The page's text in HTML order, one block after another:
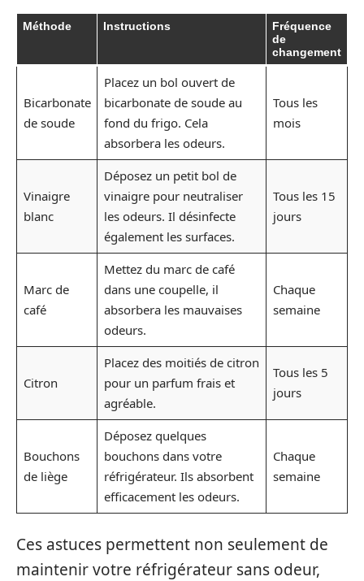
Méthode Instructions
Fréquence
de
changement
Bicarbonate
de soude
Placez un bol ouvert de
bicarbonate de soude au
fond du frigo. Cela
absorbera les odeurs.
Tous les
mois
Vinaigre
blanc
Déposez un petit bol de
vinaigre pour neutraliser
les odeurs. Il désinfecte
également les surfaces.
Tous les 15
jours
Marc de
café
Mettez du marc de café
dans une coupelle, il
absorbera les mauvaises
odeurs.
Chaque
semaine
Citron
Placez des moitiés de citron
pour un parfum frais et
agréable.
Tous les 5
jours
Bouchons
de liège
Déposez quelques
bouchons dans votre
réfrigérateur. Ils absorbent
efficacement les odeurs.
Chaque
semaine
Ces astuces permettent non seulement de
maintenir votre réfrigérateur sans odeur,